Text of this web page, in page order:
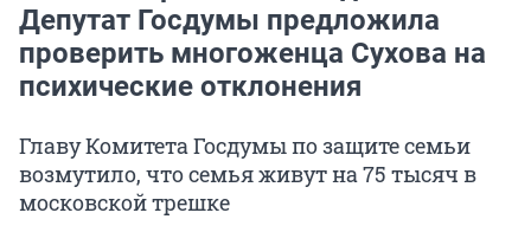
Депутат Госдумы предложила
проверить многоженца Сухова на
психические отклонения
Главу Комитета Госдумы по защите семьи
возмутило, что семья живут на 75 тысяч в
московской трешке